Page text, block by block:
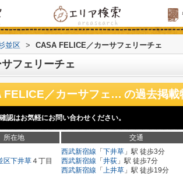
並区 > CASA FELICE／カーサフェリーチェ
フェリーチェ
CASA FELICE／カーサフェリーチェ の過去掲載
認はお気軽にお問い合わせください。
所在地 交通
区下井草４丁目
西武新宿線 「 下井草 」駅 徒歩3分
西武新宿線 「 井荻 」駅 徒歩7分
西武新宿線 「 上井草 」駅 徒歩19分